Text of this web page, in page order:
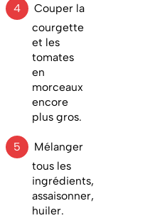
Couper la
courgette
et les
tomates
en
morceaux
encore
plus gros.
Mélanger
tous les
ingrédients,
assaisonner,
huiler.